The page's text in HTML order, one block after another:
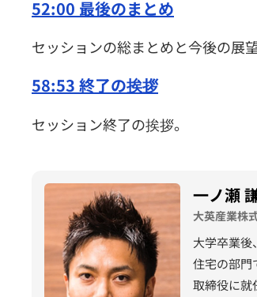
52:00 最後のまとめ
セッションの総まとめと今後の展望
58:53 終了の挨拶
セッション終了の挨拶。
一ノ瀬
大英産業株
大学卒業後
住宅の部門
取締役に就